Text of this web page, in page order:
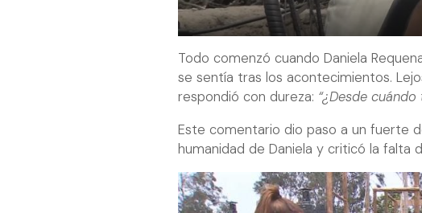
Todo comenzó cuando Daniela
se sentía tras los acontecimientos.
respondió con dureza: “¿Desde
Este comentario dio paso a un fuerte
humanidad de Daniela y criticó la falta